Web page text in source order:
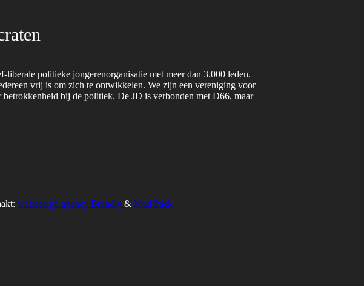
liberale politieke jongerenorganisatie met meer dan 3.000 leden.
vrij is om zich te ontwikkelen. We zijn een vereniging voor
bij de politiek. De JD is verbonden met D66, maar
webdesign agency Brendly & Mad Pack